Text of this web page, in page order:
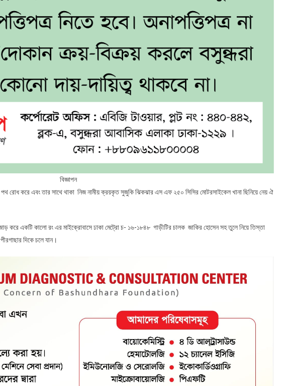
বিজ্ঞাপন
রোধ করে এবং তার সাথে থাকা নিজ নামীয় ক্রয়কৃত সুজুকি ঝিকঝার এস এফ ২৫০ সিসির মোটরসাইকেল খানা ছিনিয়ে নেয় ঐ
একটি কালো রং এর মাইক্রোবাসে ঢাকা মেট্রো চ- ১৬-১৮৪৮ গাড়ীটির চালক জাকির হোসেন সহ তুলে নিয়ে তিস্তা
দিকে চলে যান।